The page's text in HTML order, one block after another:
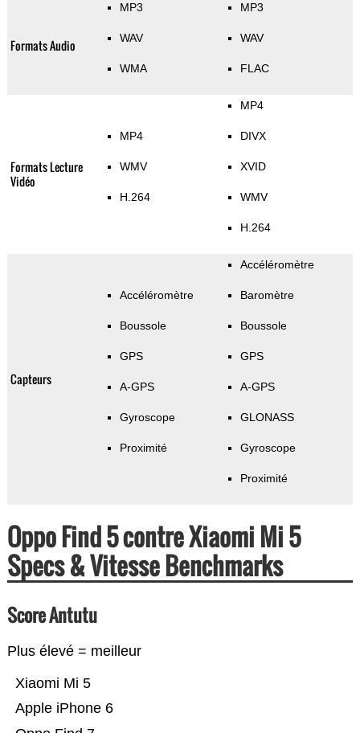
Formats Audio
MP3
WAV
WMA
MP3
WAV
FLAC
Formats Lecture
Vidéo
MP4
WMV
H.264
MP4
DIVX
XVID
WMV
H.264
Capteurs
Accéléromètre
Boussole
GPS
A-GPS
Gyroscope
Proximité
Accéléromètre
Baromètre
Boussole
GPS
A-GPS
GLONASS
Gyroscope
Proximité
Oppo Find 5 contre Xiaomi Mi 5
Specs & Vitesse Benchmarks
Score Antutu
Plus élevé = meilleur
Apple iPhone 6
Xiaomi Mi 5